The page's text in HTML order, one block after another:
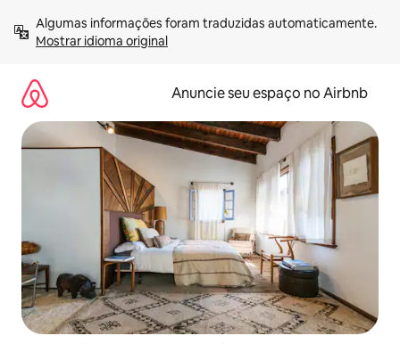
para
Mostrar idioma original
Anuncie seu espaço no Airbnb